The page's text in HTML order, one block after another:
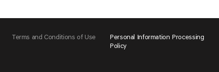
Terms and Conditions of Use
Personal Information Processing
Policy